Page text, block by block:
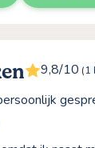
9,8/10 (1